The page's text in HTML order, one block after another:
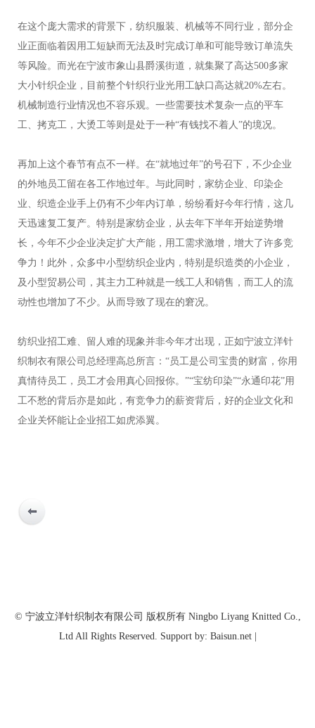
在这个庞大需求的背景下，纺织服装、机械等不同行业，部分企
业正面临着因用工短缺而无法及时完成订单和可能导致订单流失
等风险。而光在宁波市象山县爵溪街道，就集聚了高达500多家
大小针织企业，目前整个针织行业光用工缺口高达就20%左右。
机械制造行业情况也不容乐观。一些需要技术复杂一点的平车
工、拷克工，大烫工等则是处于一种“有钱找不着人”的境况。
再加上这个春节有点不一样。在“就地过年”的号召下，不少企业
的外地员工留在各工作地过年。与此同时，家纺企业、印染企
业、织造企业手上仍有不少年内订单，纷纷看好今年行情，这几
天迅速复工复产。特别是家纺企业，从去年下半年开始逆势增
长，今年不少企业决定扩大产能，用工需求激增，增大了许多竞
争力！此外，众多中小型纺织企业内，特别是织造类的小企业，
及小型贸易公司，其主力工种就是一线工人和销售，而工人的流
动性也增加了不少。从而导致了现在的窘况。
纺织业招工难、留人难的现象并非今年才出现，正如宁波立洋针
织制衣有限公司总经理高总所言：“员工是公司宝贵的财富，你用
真情待员工，员工才会用真心回报你。”“宝纺印染”“永通印花”用
工不愁的背后亦是如此，有竞争力的薪资背后，好的企业文化和
企业关怀能让企业招工如虎添翼。
© 宁波立洋针织制衣有限公司 版权所有 Ningbo Liyang Knitted Co.,
Ltd All Rights Reserved. Support by: Baisun.net |